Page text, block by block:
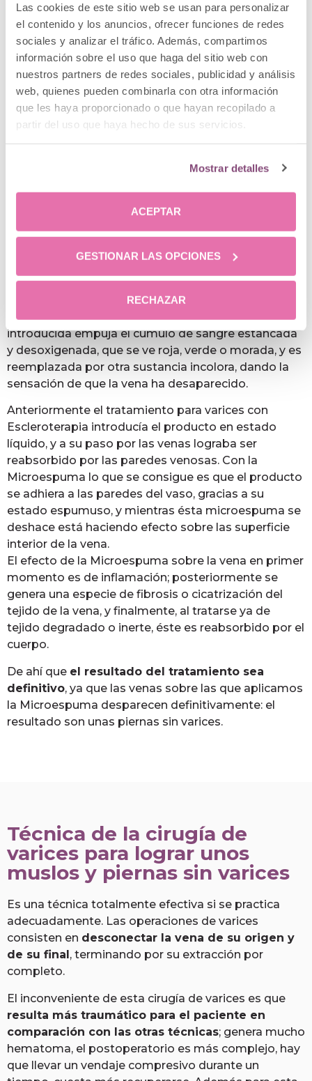
Las cookies de este sitio web se usan para personalizar
el contenido y los anuncios, ofrecer funciones de redes
sociales y analizar el tráfico. Además, compartimos
información sobre el uso que haga del sitio web con
nuestros partners de redes sociales, publicidad y análisis
web, quienes pueden combinarla con otra información
que les haya proporcionado o que hayan recopilado a
partir del uso que haya hecho de sus servicios.
Mostrar detalles
ACEPTAR
GESTIONAR LAS OPCIONES
RECHAZAR
Microespuma para combatir
las varices
Para la eliminación de varices molestas y con riesgo
de degenerar en problemas mayores, el mejor
tratamiento es la Escleroterapia con Microespuma.
Esválido tanto para quitar varices pequeñas
como para varices grandes (tronculares)
Con este tratamiento se introduce en la vena una
sustancia esclerosante que es dañina para la pared
degeneración de la vena hasta su desaparición.
productoconseguimos una mejora visual y
estética ya que en apariencia la variz
desaparece. Este efecto se debe a que la sustancia
introducida empuja el cúmulo de sangre estancada
y desoxigenada, que se ve roja, verde o morada, y es
reemplazada por otra sustancia incolora, dando la
sensación de que la vena ha desaparecido.
Anteriormente el tratamiento para varices con
Escleroterapia introducía el producto en estado
líquido, y a su paso por las venas lograba ser
reabsorbido por las paredes venosas. Con la
Microespuma lo que se consigue es que el producto
se adhiera a las paredes del vaso, gracias a su
estado espumuso, y mientras ésta microespuma se
deshace está haciendo efecto sobre las superficie
interior de la vena.
El efecto de la Microespuma sobre la vena en primer
momento es de inflamación; posteriormente se
genera una especie de fibrosis o cicatrización del
tejido de la vena, y finalmente, al tratarse ya de
tejido degradado o inerte, éste es reabsorbido por el
cuerpo.
De ahí que el resultado del tratamiento sea
definitivo, ya que las venas sobre las que aplicamos
la Microespuma desparecen definitivamente: el
resultado son unas piernas sin varices.
Técnica de la cirugía de
varices para lograr unos
muslos y piernas sin varices
Es una técnica totalmente efectiva si se practica
adecuadamente. Las operaciones de varices
consisten en desconectar la vena de su origen y
de su final , terminando por su extracción por
completo.
El inconveniente de esta cirugía de varices es que
resulta más traumático para el paciente en
comparación con las otras técnicas; genera mucho
hematoma, el postoperatorio es más complejo, hay
que llevar un vendaje compresivo durante un